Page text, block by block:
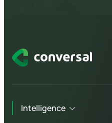
Intelligence